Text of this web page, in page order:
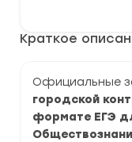
Краткое
Официальные
городской
формате ЕГЭ
в
по
задания
и
ответы